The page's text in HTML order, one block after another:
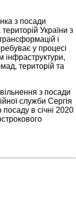
з посади
України з
і
у процесі
інфраструктури,
територій та
з посади
служби Сергія
в січні 2020